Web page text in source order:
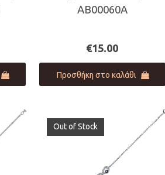
ΑΒ00060Α
€15.00
Προσθήκη στο καλάθι
Out of Stock